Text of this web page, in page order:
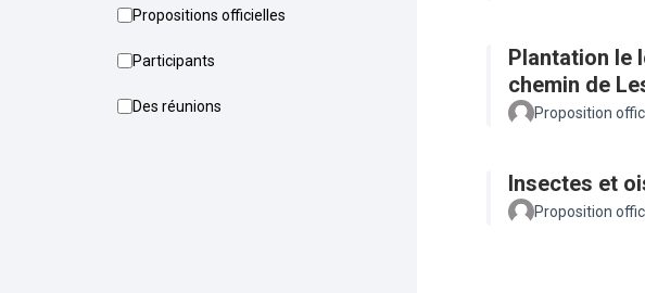
Propositions officielles
Participants
Des réunions
Plantation le
chemin de
Proposition
Insectes et
Proposition